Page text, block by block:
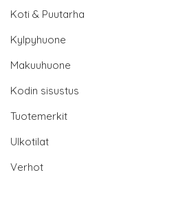
Koti & Puutarha
Kylpyhuone
Makuuhuone
Kodin sisustus
Tuotemerkit
Ulkotilat
Verhot